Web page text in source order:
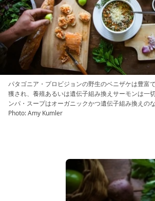
パタゴニア・プロビジョンの野生のベニザケは豊富
獲され、養殖あるいは遺伝子組み換えサーモンは一
ンパ・スープはオーガニックかつ遺伝子組み換えの
Photo: Amy Kumler